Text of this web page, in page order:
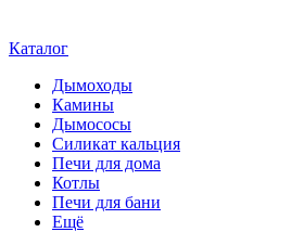
Каталог
Дымоходы
Камины
Дымососы
Силикат кальция
Печи для дома
Котлы
Печи для бани
Ещё